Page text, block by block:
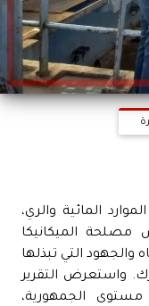
المائية والري،
مصلحة الميكانيكا
والجهود التي تبذلها
واستعرض التقرير
الجمهورية،